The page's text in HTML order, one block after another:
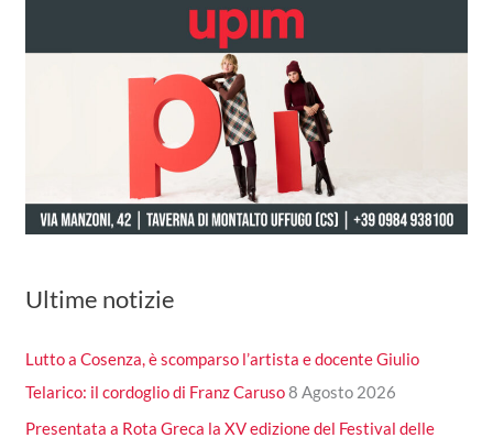
Ultime notizie
Lutto a Cosenza, è scomparso l’artista e docente Giulio
Telarico: il cordoglio di Franz Caruso8 Agosto 2026
Presentata a Rota Greca la XV edizione del Festival delle